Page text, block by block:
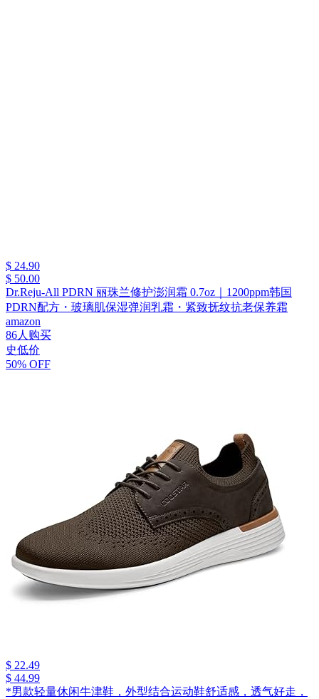
$ 24.90
$ 50.00
Dr.Reju-All PDRN 丽珠兰修护澎润霜 0.7oz｜1200ppm韩国
PDRN配方・玻璃肌保湿弹润乳霜・紧致抚纹抗老保养霜
amazon
86人购买
史低价
50% OFF
$ 22.49
$ 44.99
*男款轻量休闲牛津鞋，外型结合运动鞋舒适感，透气好走，